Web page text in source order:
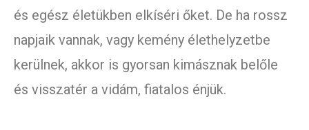
és egész életükben elkíséri őket. De ha rossz
napjaik vannak, vagy kemény élethelyzetbe
kerülnek, akkor is gyorsan kimásznak belőle
és visszatér a vidám, fiatalos énjük.